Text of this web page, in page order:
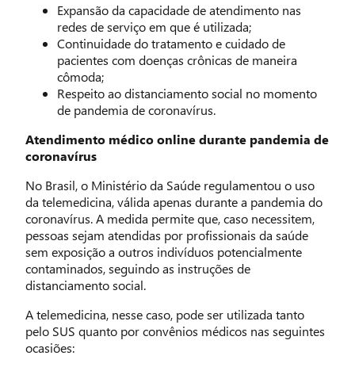
Expansão da capacidade de atendimento nas
redes de serviço em que é utilizada;
Continuidade do tratamento e cuidado de
pacientes com doenças crônicas de maneira
cômoda;
Respeito ao distanciamento social no momento
de pandemia de coronavírus.
Atendimento médico online durante pandemia de
coronavírus
No Brasil, o Ministério da Saúde regulamentou o uso
da telemedicina, válida apenas durante a pandemia do
coronavírus. A medida permite que, caso necessitem,
pessoas sejam atendidas por profissionais da saúde
sem exposição a outros indivíduos potencialmente
contaminados, seguindo as instruções de
distanciamento social.
A telemedicina, nesse caso, pode ser utilizada tanto
pelo SUS quanto por convênios médicos nas seguintes
ocasiões: